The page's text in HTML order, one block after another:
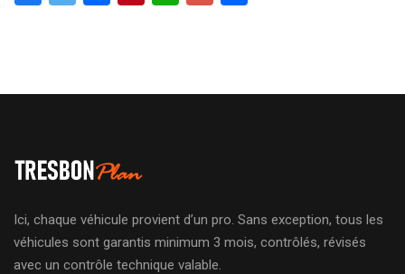
Ici, chaque véhicule provient d’un pro. Sans exception, tous les
véhicules sont garantis minimum 3 mois, contrôlés, révisés
avec un contrôle technique valable.